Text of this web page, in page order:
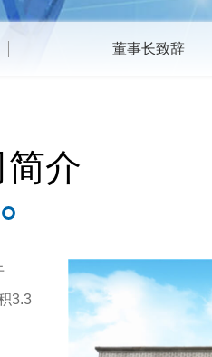
董事长致辞
介
3.3